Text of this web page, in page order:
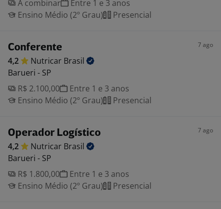
A combinar
Entre 1 e 3 anos
Ensino Médio (2º Grau)
Presencial
Conferente 7 ago
4,2 Nutricar Brasil
Barueri - SP
R$ 2.100,00
Entre 1 e 3 anos
Ensino Médio (2º Grau)
Presencial
Operador Logístico 7 ago
4,2 Nutricar Brasil
Barueri - SP
R$ 1.800,00
Entre 1 e 3 anos
Ensino Médio (2º Grau)
Presencial